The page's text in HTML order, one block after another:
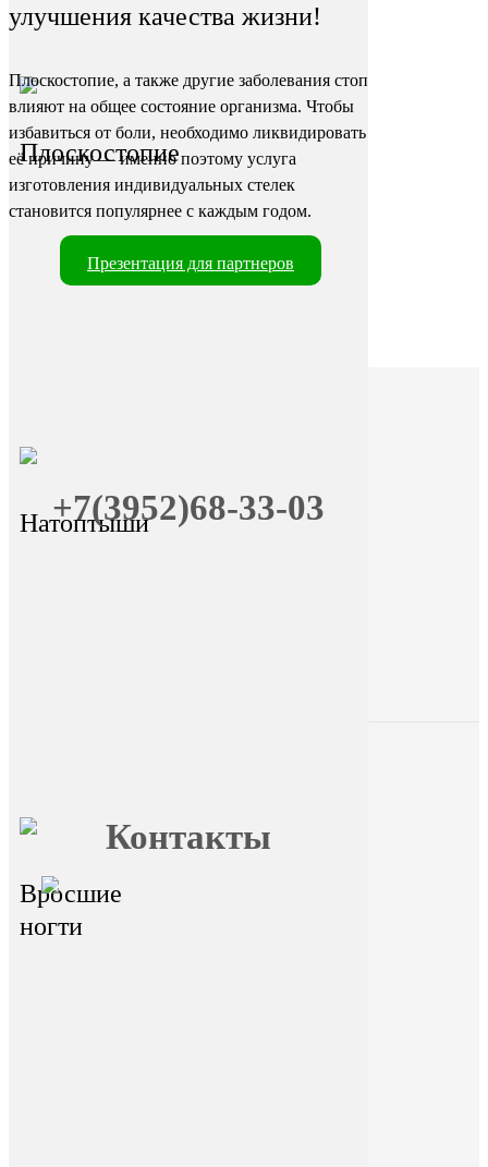
Плоскостопие
Натоптыши
Вросшие
ногти
улучшения качества жизни!
Плоскостопие, а также другие заболевания стоп
влияют на общее состояние организма. Чтобы
избавиться от боли, необходимо ликвидировать
её причину — именно поэтому услуга
изготовления индивидуальных стелек
становится популярнее с каждым годом.
Презентация для партнеров
+7(3952)68-33-03
Контакты
главный офис - г.Иркутск,
ул.Байкальская 236в/1, оф.1
Горячая линия